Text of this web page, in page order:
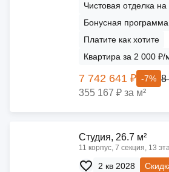
Чистовая отделка
Бонусная
Платите как хотите
Квартира за 2 000 ₽/
7 742 641 ₽ -7% 8
355 167 ₽ за м²
Cтудия, 26.7 м²
11 корпус, 7 секция, 13
2 кв 2028